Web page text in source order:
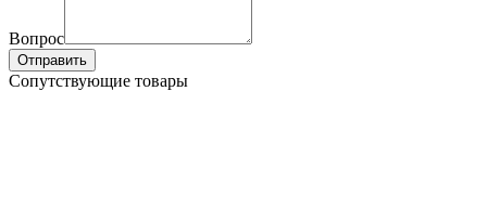
Вопрос
Отправить
Сопутствующие товары